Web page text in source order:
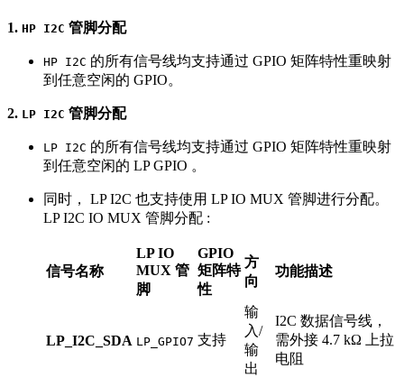
1. HP I2C 管脚分配
HP I2C 的所有信号线均支持通过 GPIO 矩阵特性重映射
到任意空闲的 GPIO。
2. LP I2C 管脚分配
LP I2C 的所有信号线均支持通过 GPIO 矩阵特性重映射
到任意空闲的 LP GPIO 。
同时， LP I2C 也支持使用 LP IO MUX 管脚进行分配。
LP I2C IO MUX 管脚分配 :
信号名称
LP IO
MUX 管
脚
GPIO
矩阵特
性
方
向
功能描述
LP_I2C_SDA LP_GPIO7 支持
输
入/
输
出
I2C 数据信号线，
需外接 4.7 kΩ 上拉
电阻